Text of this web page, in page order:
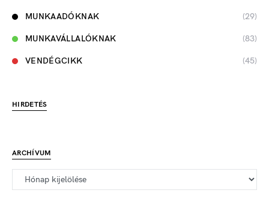
MUNKAADÓKNAK (29)
MUNKAVÁLLALÓKNAK (83)
VENDÉGCIKK (45)
HIRDETÉS
ARCHÍVUM